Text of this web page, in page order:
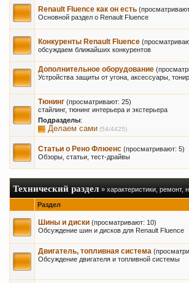
Renault Fluence как он есть
Основной раздел о Renault Fluence
Конкуренты Renault Fluence
обсуждаем ближайших конкурентов
Дополнительное оборудование
Устройства защиты от угона, аксессуары,
Тюнинг (просматривают: 25)
стайлинг, тюнинг интерьера и экстерьера
Подразделы:
Делаем сами (54/4425)
Статьи о Рено Флюенс (просматривают: 5)
Обзоры, статьи, тест-драйвы
Технический раздел » характеристики, ремонт,
Раздел
Шины и диски (просматривают: 10)
Обсуждение шин и дисков для Renault Fluence
Двигатель, топливная система
Обсуждение двигателя и топливной системы